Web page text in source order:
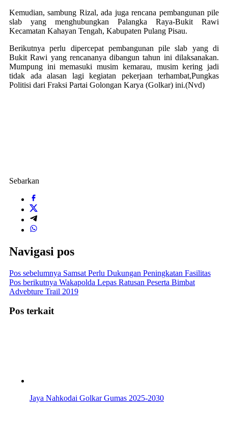
Kemudian, sambung Rizal, ada juga rencana pembangunan pile
slab yang menghubungkan Palangka Raya-Bukit Rawi
Kecamatan Kahayan Tengah, Kabupaten Pulang Pisau.
Berikutnya perlu dipercepat pembangunan pile slab yang di
Bukit Rawi yang rencananya dibangun tahun ini dilaksanakan.
Mumpung ini memasuki musim kemarau, musim kering jadi
tidak ada alasan lagi kegiatan pekerjaan terhambat,Pungkas
Politisi dari Fraksi Partai Golongan Karya (Golkar) ini.(Nvd)
Sebarkan
Navigasi pos
Pos sebelumnya Samsat Perlu Dukungan Peningkatan Fasilitas
Pos berikutnya Wakapolda Lepas Ratusan Peserta Bimbat
Advebture Trail 2019
Pos terkait
Jaya Nahkodai Golkar Gumas 2025-2030